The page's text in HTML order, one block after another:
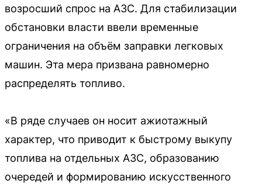
возросший спрос на АЗС. Для стабилизации
обстановки власти ввели временные
ограничения на объём заправки легковых
машин. Эта мера призвана равномерно
распределять топливо.
«В ряде случаев он носит ажиотажный
характер, что приводит к быстрому выкупу
топлива на отдельных АЗС, образованию
очередей и формированию искусственного